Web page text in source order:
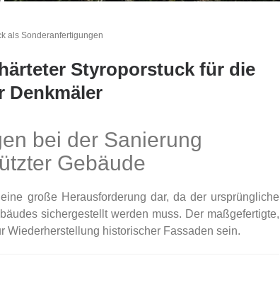
als Sonderanfertigungen
Styroporstuck für die
Denkmäler
bei der Sanierung
Gebäude
große Herausforderung dar, da der ursprüngliche
sichergestellt werden muss. Der maßgefertigte,
Wiederherstellung historischer Fassaden sein.